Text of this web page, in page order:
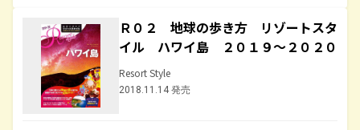
Ｒ０２ 地球の歩き方 リゾートスタ
イル ハワイ島 ２０１９～２０２０
Resort Style
2018.11.14 発売